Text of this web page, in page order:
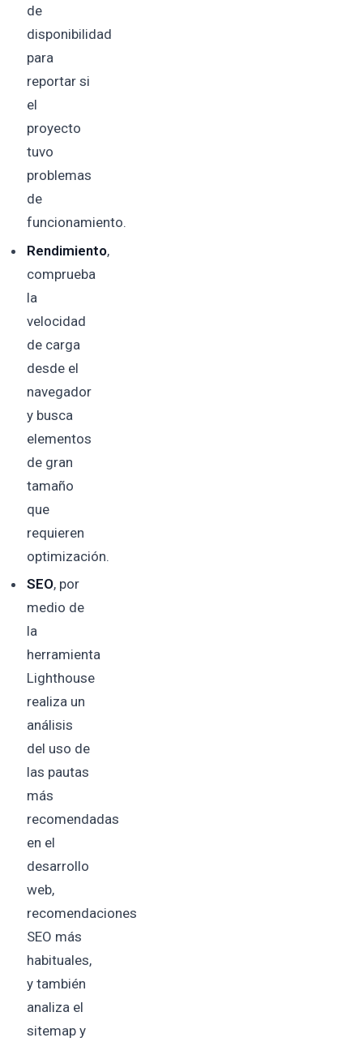
de
disponibilidad
para
reportar si
el
proyecto
tuvo
problemas
de
funcionamiento.
Rendimiento,
comprueba
la
velocidad
de carga
desde el
navegador
y busca
elementos
de gran
tamaño
que
requieren
optimización.
SEO, por
medio de
la
herramienta
Lighthouse
realiza un
análisis
del uso de
las pautas
más
recomendadas
en el
desarrollo
web,
recomendaciones
SEO más
habituales,
y también
analiza el
sitemap y